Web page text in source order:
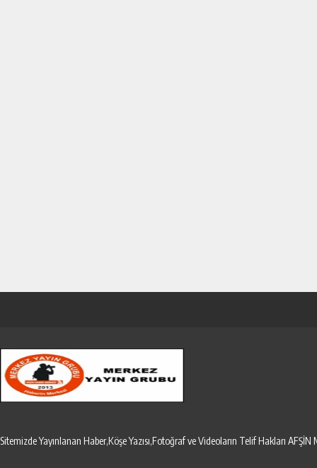
Sitemizde Yayınlanan Haber,Köşe Yazısı,Fotoğraf ve Videoların Telif Hakları